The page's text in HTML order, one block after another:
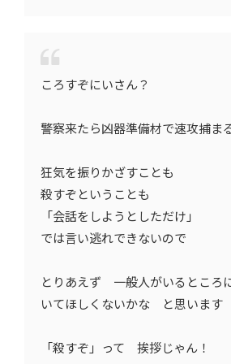
ころすぞにいさん？
警察来たら凶器準備材で速攻捕ま
狂気を振りかざすことも
殺すぞということも
「会話をしようとしただけ」
では言い逃れできないので
とりあえず 一般人がいるところ
いてほしくないかな と思います
「殺すぞ」って 挨拶じゃん！